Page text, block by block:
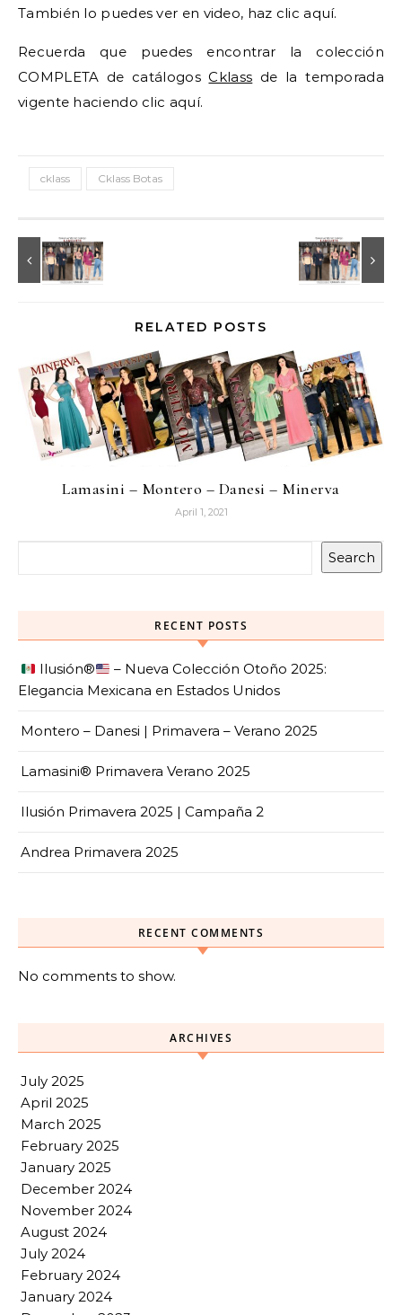
También lo puedes ver en video, haz clic aquí.
Recuerda que puedes encontrar la colección
COMPLETA de catálogosCklass de la temporada
vigente haciendo clic aquí.
cklass Cklass Botas
RELATED POSTS
Lamasini – Montero – Danesi – Minerva
April 1, 2021
Search
RECENT POSTS
Ilusión®️
– Nueva Colección Otoño 2025:
Elegancia Mexicana en Estados Unidos
Montero – Danesi | Primavera – Verano 2025
Lamasini® Primavera Verano 2025
Ilusión Primavera 2025 | Campaña 2
Andrea Primavera 2025
RECENT COMMENTS
No comments to show.
ARCHIVES
July 2025
April 2025
March 2025
February 2025
January 2025
December 2024
November 2024
August 2024
July 2024
February 2024
January 2024